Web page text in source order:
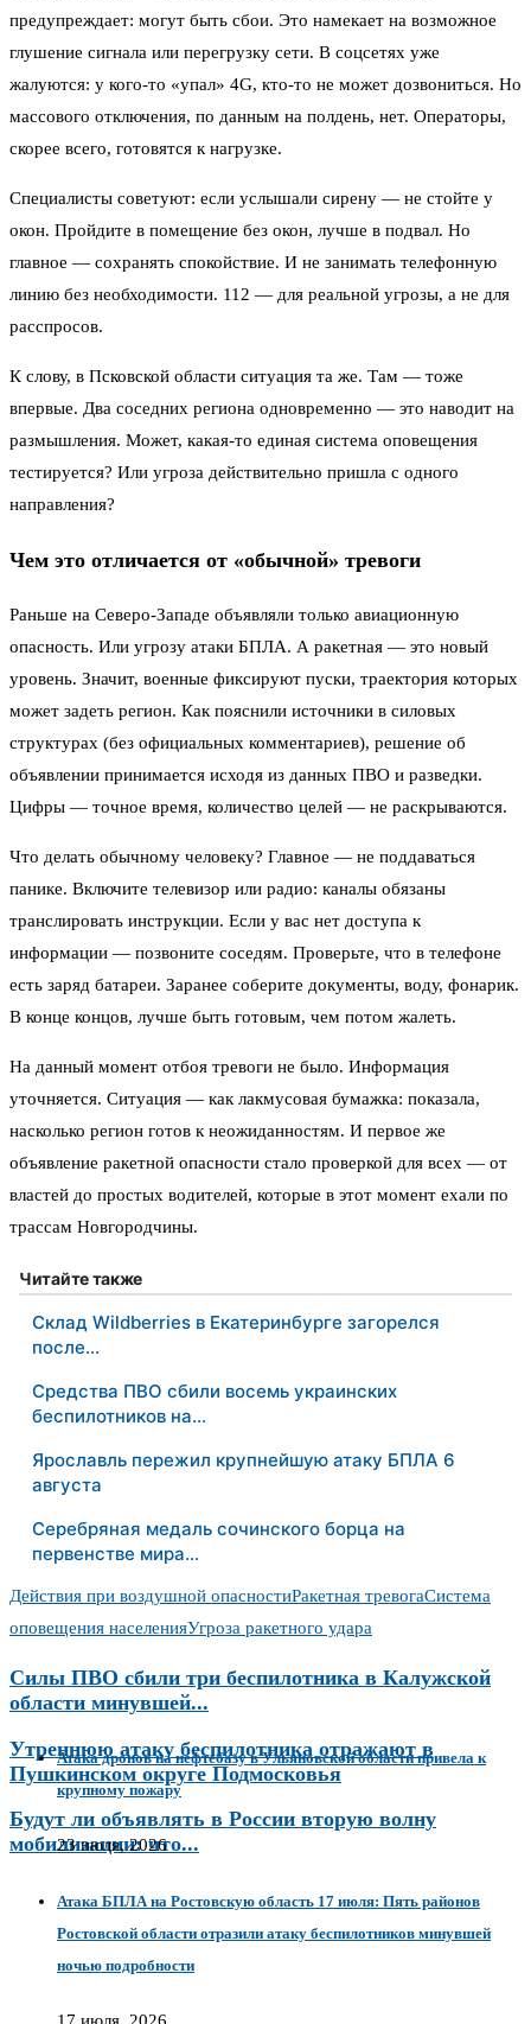
предупреждает: могут быть сбои. Это намекает на возможное
глушение сигнала или перегрузку сети. В соцсетях уже
жалуются: у кого-то «упал» 4G, кто-то не может дозвониться. Но
массового отключения, по данным на полдень, нет. Операторы,
скорее всего, готовятся к нагрузке.
Специалисты советуют: если услышали сирену — не стойте у
окон. Пройдите в помещение без окон, лучше в подвал. Но
главное — сохранять спокойствие. И не занимать телефонную
линию без необходимости. 112 — для реальной угрозы, а не для
расспросов.
К слову, в Псковской области ситуация та же. Там — тоже
впервые. Два соседних региона одновременно — это наводит на
размышления. Может, какая-то единая система оповещения
тестируется? Или угроза действительно пришла с одного
направления?
Чем это отличается от «обычной» тревоги
Раньше на Северо-Западе объявляли только авиационную
опасность. Или угрозу атаки БПЛА. А ракетная — это новый
уровень. Значит, военные фиксируют пуски, траектория которых
может задеть регион. Как пояснили источники в силовых
структурах (без официальных комментариев), решение об
объявлении принимается исходя из данных ПВО и разведки.
Цифры — точное время, количество целей — не раскрываются.
Что делать обычному человеку? Главное — не поддаваться
панике. Включите телевизор или радио: каналы обязаны
транслировать инструкции. Если у вас нет доступа к
информации — позвоните соседям. Проверьте, что в телефоне
есть заряд батареи. Заранее соберите документы, воду, фонарик.
В конце концов, лучше быть готовым, чем потом жалеть.
На данный момент отбоя тревоги не было. Информация
уточняется. Ситуация — как лакмусовая бумажка: показала,
насколько регион готов к неожиданностям. И первое же
объявление ракетной опасности стало проверкой для всех — от
властей до простых водителей, которые в этот момент ехали по
трассам Новгородчины.
Читайте также
Склад Wildberries в Екатеринбурге загорелся
после…
Средства ПВО сбили восемь украинских
беспилотников на…
Ярославль пережил крупнейшую атаку БПЛА 6
августа
Серебряная медаль сочинского борца на
первенстве мира…
Действия при воздушной опасностиРакетная тревогаСистема
оповещения населенияУгроза ракетного удара
Силы ПВО сбили три беспилотника в Калужской
области минувшей...
Утреннюю атаку беспилотника отражают в
Пушкинском округе Подмосковья
Будут ли объявлять в России вторую волну
мобилизации: что...
Атака дронов на нефтебазу в Ульяновской области привела к
крупному пожару
23 июля, 2026
Атака БПЛА на Ростовскую область 17 июля: Пять районов
Ростовской области отразили атаку беспилотников минувшей
ночью подробности
17 июля, 2026